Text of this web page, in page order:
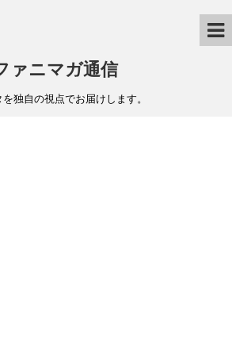
ァニマガ通信
独自の視点でお届けします。